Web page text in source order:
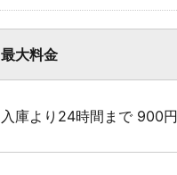
最大料金
入庫より24時間まで 900円